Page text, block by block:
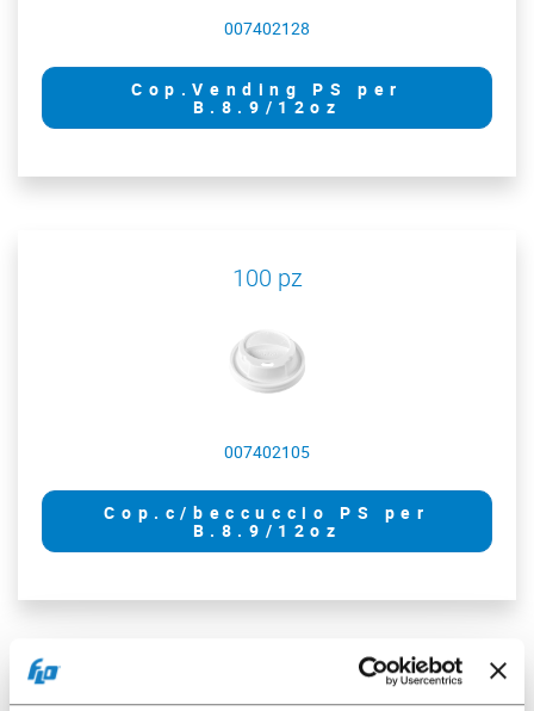
007402128
Cop.Vending PS per
B.8.9/12oz
100 pz
007402105
Cop.c/beccuccio PS per
B.8.9/12oz
50 pz